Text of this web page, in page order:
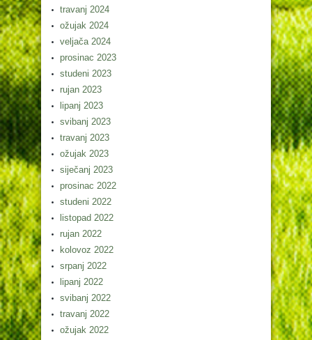
travanj 2024
ožujak 2024
veljača 2024
prosinac 2023
studeni 2023
rujan 2023
lipanj 2023
svibanj 2023
travanj 2023
ožujak 2023
siječanj 2023
prosinac 2022
studeni 2022
listopad 2022
rujan 2022
kolovoz 2022
srpanj 2022
lipanj 2022
svibanj 2022
travanj 2022
ožujak 2022